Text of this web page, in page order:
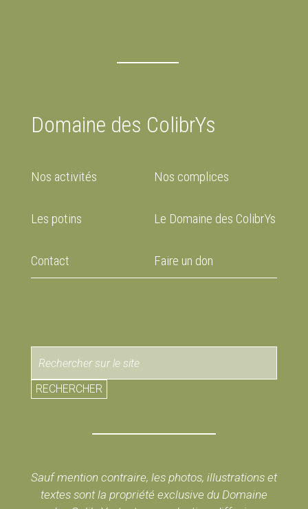
Domaine des ColibrYs
Nos activités Nos complices
Les potins Le Domaine des ColibrYs
Contact Faire un don
RECHERCHER
Sauf mention contraire, les photos, illustrations et
textes sont la propriété exclusive du Domaine